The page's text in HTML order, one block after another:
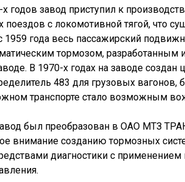
годов завод приступил к
поездов с локомотивной тягой, что
1959 года весь пассажирский
тормозом,
В 1970-х годах на заводе
483 для грузовых вагонов,
транспорте стало возможным
был преобразован в ОАО МТЗ
внимание созданию тормозных
диагностики с